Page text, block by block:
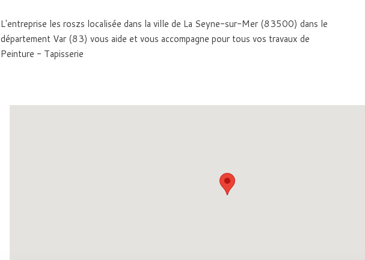
L'entreprise les roszs localisée dans la ville de La Seyne-sur-Mer (83500) dans le
département Var (83) vous aide et vous accompagne pour tous vos travaux de
Peinture - Tapisserie